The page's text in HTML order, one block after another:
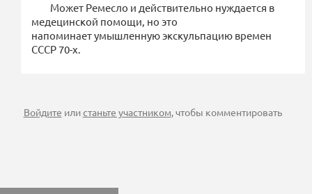
Может Ремесло и действительно нуждается в
медецинской помощи, но это
напоминает умышленную экскульпацию времен
СССР 70-х.
Войдите илистаньте участником, чтобы комментировать